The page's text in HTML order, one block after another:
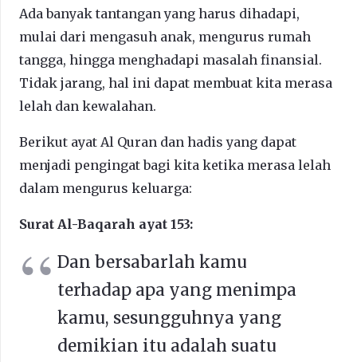
Ada banyak tantangan yang harus dihadapi,
mulai dari mengasuh anak, mengurus rumah
tangga, hingga menghadapi masalah finansial.
Tidak jarang, hal ini dapat membuat kita merasa
lelah dan kewalahan.
Berikut ayat Al Quran dan hadis yang dapat
menjadi pengingat bagi kita ketika merasa lelah
dalam mengurus keluarga:
Surat Al-Baqarah ayat 153:
Dan bersabarlah kamu
terhadap apa yang menimpa
kamu, sesungguhnya yang
demikian itu adalah suatu